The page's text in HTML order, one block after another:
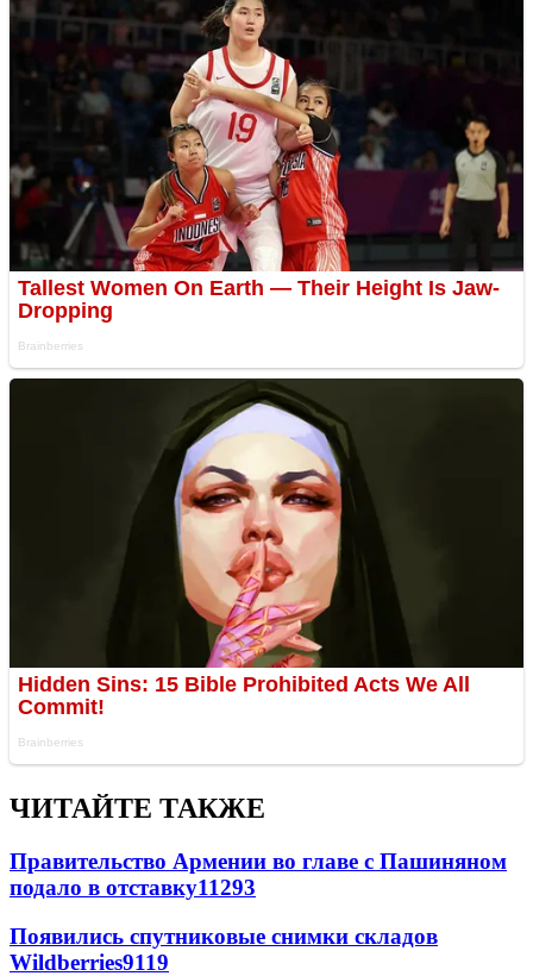
ЧИТАЙТЕ ТАКЖЕ
Правительство Армении во главе с Пашиняном
подало в отставку11293
Появились спутниковые снимки складов
Wildberries9119